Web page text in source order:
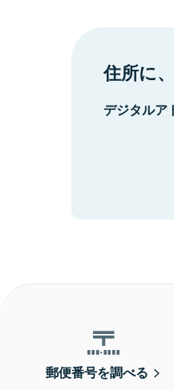
住所に
デジタルア
郵便番号を調べる